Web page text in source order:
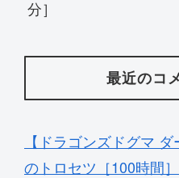
分］
最近のコ
【ドラゴンズドグマ ダ
のトロセツ［100時間］